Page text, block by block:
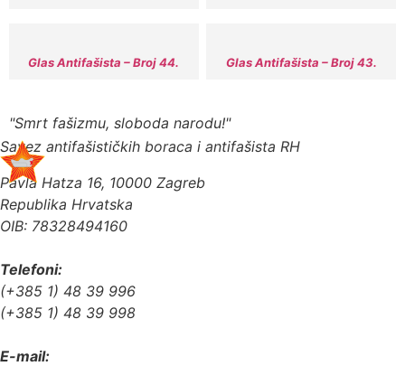
Glas Antifašista – Broj 44. Glas Antifašista – Broj 43.
"Smrt fašizmu, sloboda narodu!"
Savez antifašističkih boraca i antifašista RH
Pavla Hatza 16, 10000 Zagreb
Republika Hrvatska
OIB: 78328494160
Telefoni:
(+385 1) 48 39 996
(+385 1) 48 39 998
E-mail: